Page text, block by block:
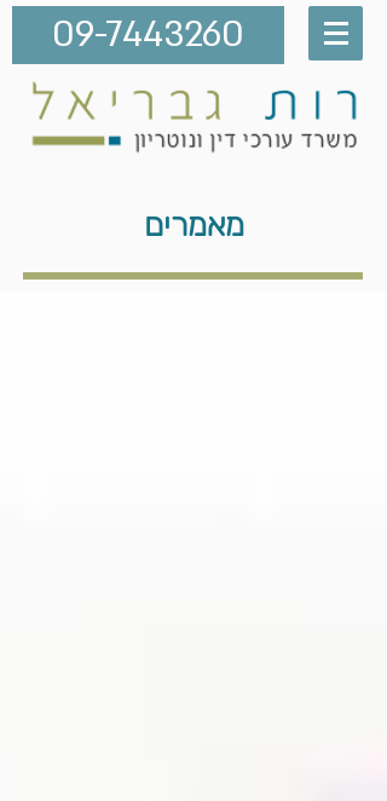
09-7443260
מאמרים